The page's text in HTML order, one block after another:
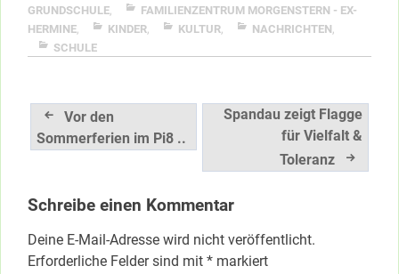
GRUNDSCHULE,
FAMILIENZENTRUM MORGENSTERN - EX-
HERMINE, KINDER, KULTUR, NACHRICHTEN,
SCHULE
Beitragsnavigation
Vor den
Sommerferien im Pi8 ..
Spandau zeigt Flagge
für Vielfalt &
Toleranz
Schreibe einen Kommentar
Deine E-Mail-Adresse wird nicht veröffentlicht.
Erforderliche Felder sind mit * markiert